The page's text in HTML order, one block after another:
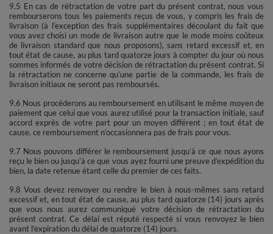
9.5 En cas de rétractation de votre part du présent contrat, nous vous
rembourserons tous les paiements reçus de vous, y compris les frais de
livraison (à l’exception des frais supplémentaires découlant du fait que
vous avez choisi un mode de livraison autre que le mode moins coûteux
de livraison standard que nous proposons), sans retard excessif et, en
tout état de cause, au plus tard quatorze jours à compter du jour où nous
sommes informés de votre décision de rétractation du présent contrat. Si
la rétractation ne concerne qu’une partie de la commande, les frais de
livraison initiaux ne seront pas remboursés.
9.6 Nous procéderons au remboursement en utilisant le même moyen de
paiement que celui que vous aurez utilisé pour la transaction initiale, sauf
accord exprès de votre part pour un moyen différent ; en tout état de
cause, ce remboursement n’occasionnera pas de frais pour vous.
9.7 Nous pouvons différer le remboursement jusqu’à ce que nous ayons
reçu le bien ou jusqu’à ce que vous ayez fourni une preuve d’expédition du
bien, la date retenue étant celle du premier de ces faits.
9.8 Vous devez renvoyer ou rendre le bien à nous-mêmes sans retard
excessif et, en tout état de cause, au plus tard quatorze (14) jours après
que vous nous aurez communiqué votre décision de rétractation du
présent contrat. Ce délai est réputé respecté si vous renvoyez le bien
avant l’expiration du délai de quatorze (14) jours.